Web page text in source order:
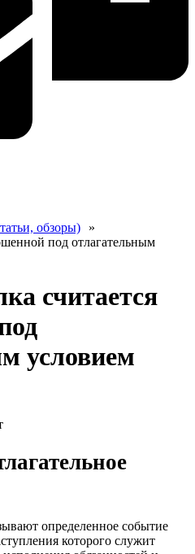
обзоры)
»
под отлагательным
считается
условием
определенное событие
которого служит